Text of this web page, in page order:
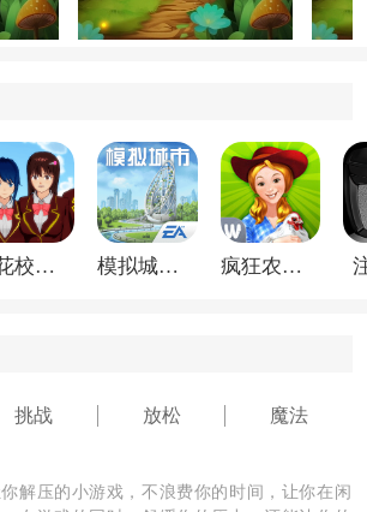
需要通过空间想象力找到最佳拼图方
出放松的氛围，让你轻松享受游戏乐
樱花校园模拟器1.048.00中文版 模拟城市我是巿长联机版 疯狂农场3美国派19
挑战 放松 魔法
解压的小游戏，不浪费你的时间，让你在闲